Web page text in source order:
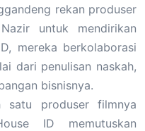
rekan produser
untuk mendirikan
mereka berkolaborasi
dari penulisan naskah,
bisnisnya.
satu produser filmnya
ID memutuskan